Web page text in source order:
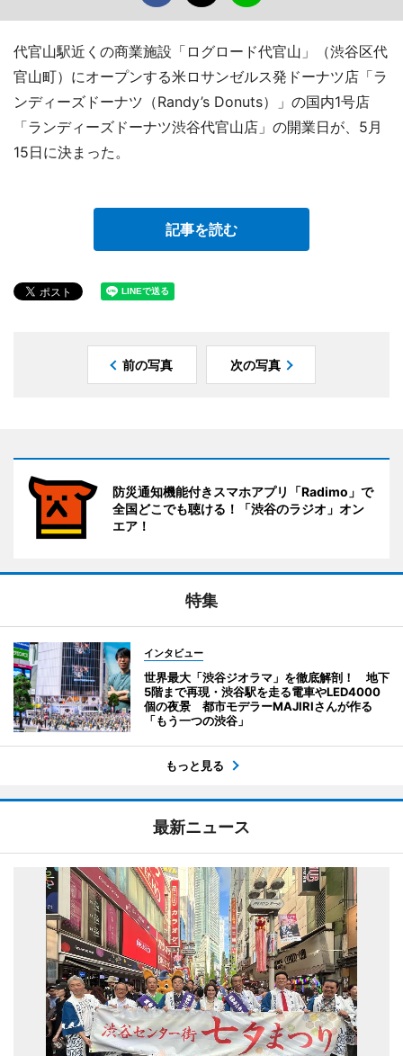
代官山駅近くの商業施設「ログロード代官山」（渋谷区代
官山町）にオープンする米ロサンゼルス発ドーナツ店「ラ
ンディーズドーナツ（Randy’s Donuts）」の国内1号店
「ランディーズドーナツ渋谷代官山店」の開業日が、5月
15日に決まった。
記事を読む
前の写真 次の写真
防災通知機能付きスマホアプリ「Radimo」で
全国どこでも聴ける！「渋谷のラジオ」オン
エア！
特集
インタビュー
世界最大「渋谷ジオラマ」を徹底解剖！ 地下
5階まで再現・渋谷駅を走る電車やLED4000
個の夜景 都市モデラーMAJIRIさんが作る
「もう一つの渋谷」
もっと見る
最新ニュース